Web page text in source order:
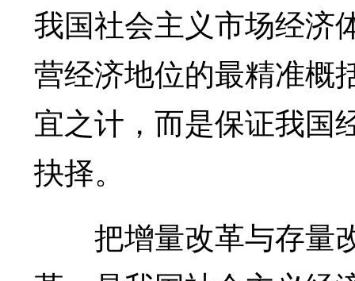
我国社会主义市场经济
营经济地位的最精准概
宜之计，而是保证我国
抉择。
把增量改革与存量